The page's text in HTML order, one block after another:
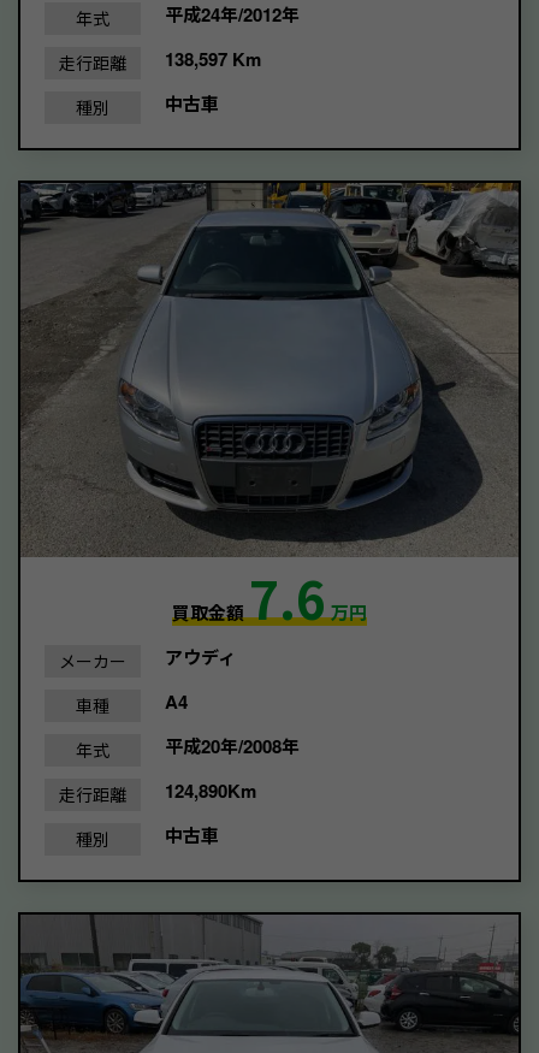
年式 平成24年/2012年
走行距離 138,597 Km
種別 中古車
買取金額7.6万円
メーカー アウディ
車種 A4
年式 平成20年/2008年
走行距離 124,890Km
種別 中古車